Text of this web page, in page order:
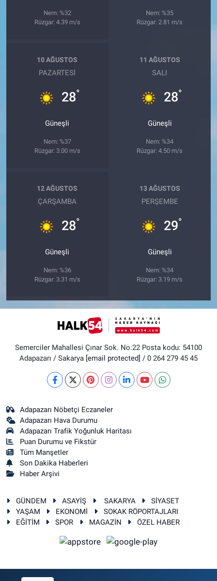
Nem: %32
Rüzgar: 4.39 m/s
Nem: %35
Rüzgar: 2.81 m/s
10 AĞUSTOS
PAZARTESI
28°
Güneşli
Nem: %37
Rüzgar: 3.00 m/s
11 AĞUSTOS
SALI
28°
Güneşli
Nem: %34
Rüzgar: 4.50 m/s
12 AĞUSTOS
ÇARŞAMBA
28°
Güneşli
Nem: %36
Rüzgar: 3.31 m/s
13 AĞUSTOS
PERŞEMBE
29°
Güneşli
Nem: %34
Rüzgar: 3.19 m/s
Semerciler Mahallesi Çınar Sok. No:22 Posta kodu: 54100
Adapazarı / Sakarya [email protected] / 0 264 279 45 45
Adapazarı Nöbetçi Eczaneler
Adapazarı Hava Durumu
Adapazarı Trafik Yoğunluk Haritası
Puan Durumu ve Fikstür
Tüm Manşetler
Son Dakika Haberleri
Haber Arşivi
GÜNDEM ASAYİŞ SAKARYA
SİYASET
YAŞAM
EKONOMİ
SOKAK RÖPORTAJLARI
EĞİTİM
SPOR MAGAZİN ÖZEL HABER